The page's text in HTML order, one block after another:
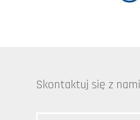
Skontaktuj się z nami